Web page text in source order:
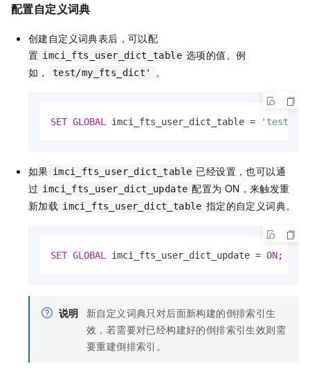
配置自定义词典
创建自定义词典表后，可以配
置 imci_fts_user_dict_table 选项的值。例
如，
test/my_fts_dict' 。
SET GLOBAL imci_fts_user_dict_table = 'test/
如果 imci_fts_user_dict_table 已经设置，也可以通
过 imci_fts_user_dict_update 配置为 ON，来触发重
新加载 imci_fts_user_dict_table 指定的自定义词典。
SET GLOBAL imci_fts_user_dict_update = ON;
说明
新自定义词典只对后面新构建的倒排索引生
效，若需要对已经构建好的倒排索引生效则需
要重建倒排索引。